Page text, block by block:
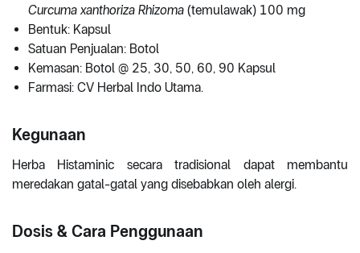
Curcuma xanthoriza Rhizoma (temulawak) 100 mg
Bentuk: Kapsul
Satuan Penjualan: Botol
Kemasan: Botol @ 25, 30, 50, 60, 90 Kapsul
Farmasi: CV Herbal Indo Utama.
Kegunaan
Herba Histaminic secara tradisional dapat membantu
meredakan gatal-gatal yang disebabkan oleh alergi.
Dosis & Cara Penggunaan